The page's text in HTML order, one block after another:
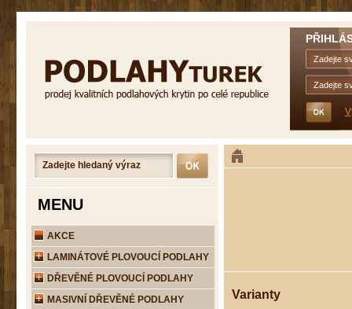
Varianty
MENU
AKCE
LAMINÁTOVÉ PLOVOUCÍ PODLAHY
DŘEVĚNÉ PLOVOUCÍ PODLAHY
MASIVNÍ DŘEVĚNÉ PODLAHY